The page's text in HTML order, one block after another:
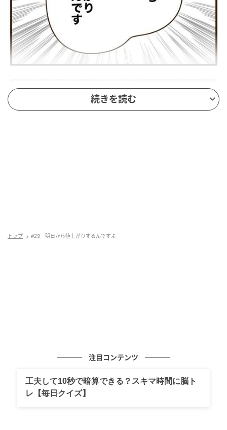
続きを読む
トップ #29 明日から値上がりするんですよ
注目コンテンツ
工夫して10秒で暗算できる？スキマ時間に脳ト
レ【毎日クイズ】